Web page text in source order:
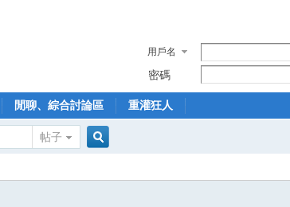
用戶名
密碼
閒聊、綜合討論區 重灌狂人
帖子